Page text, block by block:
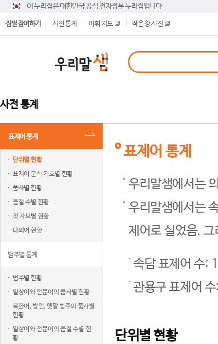
이 누리집은 대한민국 공식 전자정부 누리집입니다.
집필 참여하기 사전 통계 어휘 지도 작은 창 사전
사전 통계
표제어 통계
단위별 현황
표제어 분석 기호별 현황
품사별 현황
음절 수별 현황
첫 자모별 현황
다의어 현황
범주별 통계
범주별 현황
일상어와 전문어의 품사별 현황
북한어, 방언, 옛말 범주의 품사별
현황
일상어와 전문어의 음절 수별 현
황
표제어 통계
우리말샘에서는
우리말샘에서는
제어로 실었음.
속담 표제어 수:
관용구 표제어
단위별 현황